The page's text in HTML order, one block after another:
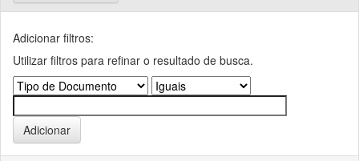
Adicionar filtros:
Utilizar filtros para refinar o resultado de busca.